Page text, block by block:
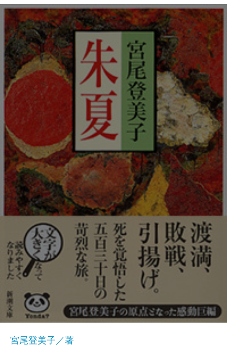
宮尾登美子／著